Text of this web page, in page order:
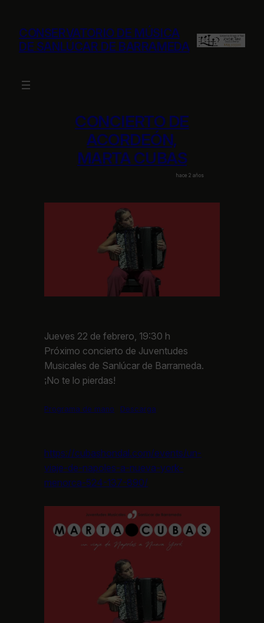
contenido
CONSERVATORIO DE MÚSICA
DE SANLÚCAR DE BARRAMEDA
CONCIERTO DE
ACORDEÓN,
MARTA CUBAS
hace 2 años
Jueves 22 de febrero, 19:30 h
Próximo concierto de Juventudes
Musicales de Sanlúcar de Barrameda.
¡No te lo pierdas!
Programa de mano Descarga
https://cubashondal.com/events/un-
viaje-de-napoles-a-nueva-york-
menorca-524-137-890/